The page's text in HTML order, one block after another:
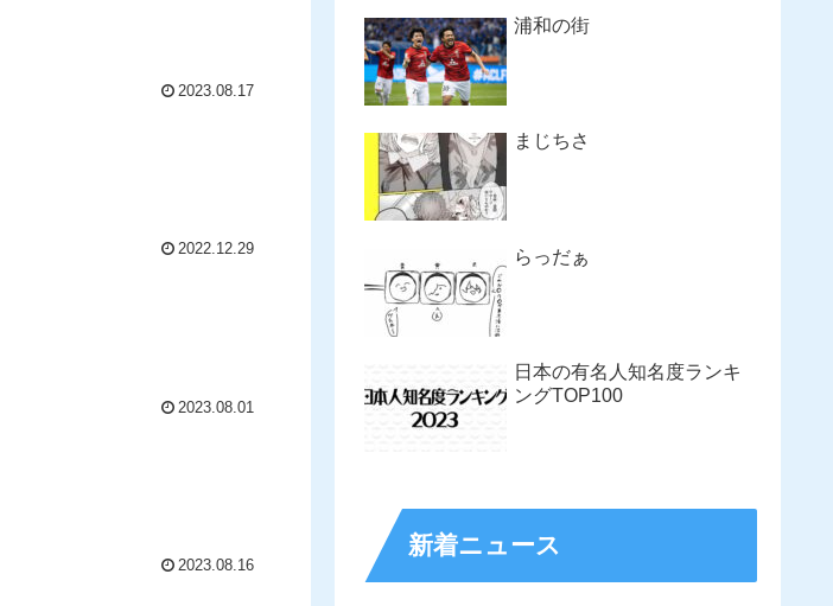
2023.08.17
2022.12.29
2023.08.01
2023.08.16
浦和の街
まじちさ
らっだぁ
日本の有名人知名度ランキ
ングTOP100
新着ニュース